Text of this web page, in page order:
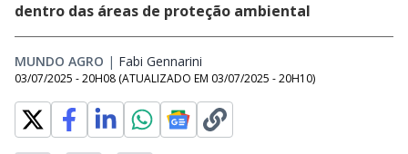
dentro das áreas de proteção ambiental
MUNDO AGRO | Fabi Gennarini
03/07/2025 - 20H08 (ATUALIZADO EM 03/07/2025 - 20H10)